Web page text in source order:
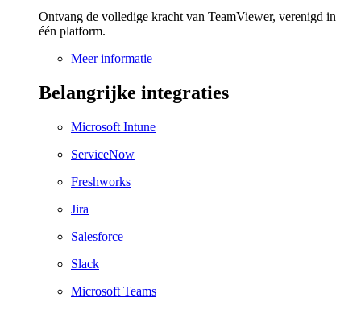
Ontvang de volledige kracht van TeamViewer, verenigd in
één platform.
Meer informatie
Belangrijke integraties
Microsoft Intune
ServiceNow
Freshworks
Jira
Salesforce
Slack
Microsoft Teams